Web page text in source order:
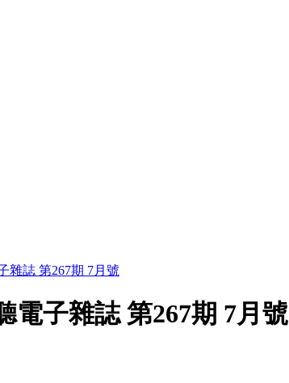
雜誌 第267期 7月號
電子雜誌 第267期 7月號